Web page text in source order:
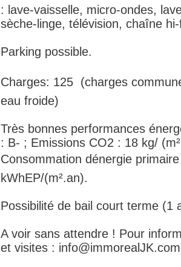
: lave-vaisselle, micro-ondes,
sèche-linge, télévision, chaîne
Parking possible.
Charges: 125  (charges
eau froide)
Très bonnes performances
: B- ; Emissions CO2 : 18 kg/
Consommation dénergie
kWhEP/(m².an).
Possibilité de bail court terme (1
A voir sans attendre ! Pour
et visites : info@immorealJK.com